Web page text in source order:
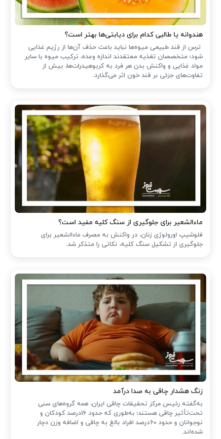
هندوانه یا طالبی کدام برای دیابتی‌ها بهتر است؟
ترس از قند طبیعی میوه‌ها نباید باعث حذف آن‌ها از رژیم غذایی
شود؛ متخصصان تغذیه معتقدند اندازه وعده، ترکیب میوه با سایر
مواد غذایی و واکنش بدن هر فرد به کربوهیدرات‌ها، بیش از
تفاوت‌های جزئی بر قند خون اثر می‌گذارد.
ماءالشعیر برای جلوگیری از سنگ کلیه مفید است؟
فلوشیپ اورولوژی زنان، در واکنش به مصرف ماءالشعیر برای
جلوگیری از تشکیل سنگ کلیه، نکاتی را متذکر شد.
زنگ هشدار چاقی به صدا درآمد
به‌گفته رئیس مرکز تحقیقات چاقی ایران، همه گروه‌های سنی
تحت‌تأثیر چاقی هستند؛ به‌طوری که حدود 16درصد کودکان و
نوجوانان و حدود 60درصد افراد بالغ به چاقی و اضافه وزن دچار
شده‌اند.